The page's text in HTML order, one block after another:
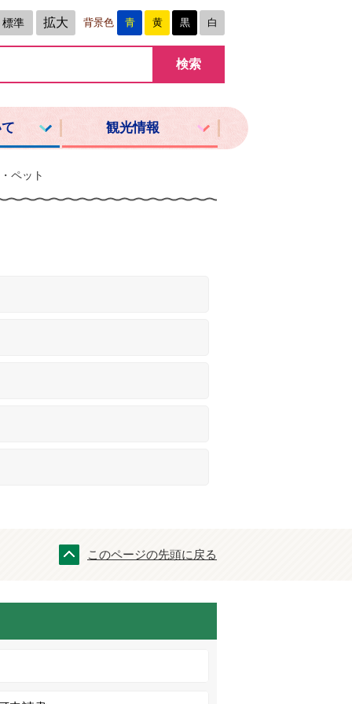
標準 拡大 背景色 青 黄 黒 白
観光情報
ペット
このページの先頭に戻る